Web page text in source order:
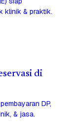
klinik & praktik.
di
DP,
& jasa.